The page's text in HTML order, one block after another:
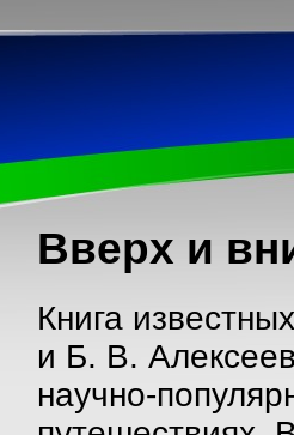
Вверх и
Книга
и Б. В.
научно-